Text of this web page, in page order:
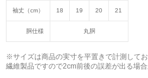
袖丈（cm） 18 19 20 21
胴仕様 丸胴
※サイズは商品の実寸を平置きで計測してお
繊維製品ですので2cm前後の誤差が出る場合